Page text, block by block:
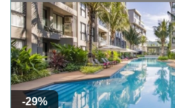
-29%